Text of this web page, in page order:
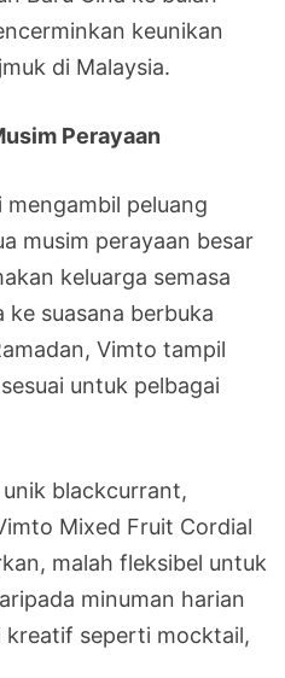
keunikan
di Malaysia.
Perayaan
peluang
musim perayaan besar
keluarga semasa
ke suasana berbuka
Vimto tampil
untuk pelbagai
blackcurrant,
Mixed Fruit Cordial
malah fleksibel untuk
minuman harian
kreatif seperti mocktail,